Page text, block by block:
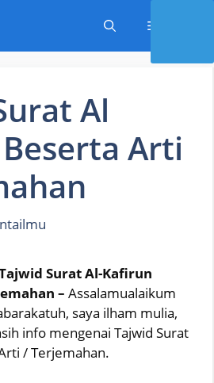
Al
Arti
Surat Al-Kafirun
– Assalamualaikum
saya ilham mulia,
info mengenai Tajwid Surat
/ Terjemahan.